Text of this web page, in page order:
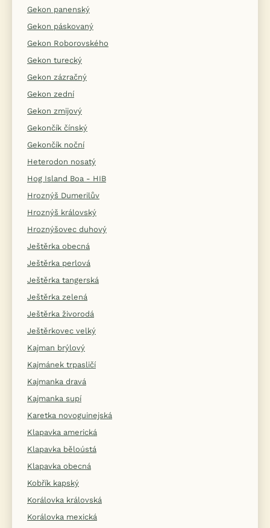
Gekon panenský
Gekon páskovaný
Gekon Roborovského
Gekon turecký
Gekon zázračný
Gekon zední
Gekon zmijový
Gekončík čínský
Gekončík noční
Heterodon nosatý
Hog Island Boa - HIB
Hroznýš Dumerilův
Hroznýš královský
Hroznýšovec duhový
Ještěrka obecná
Ještěrka perlová
Ještěrka tangerská
Ještěrka zelená
Ještěrka živorodá
Ještěrkovec velký
Kajman brýlový
Kajmánek trpasličí
Kajmanka dravá
Kajmanka supí
Karetka novoguinejská
Klapavka americká
Klapavka běloústá
Klapavka obecná
Kobřík kapský
Korálovka královská
Korálovka mexická